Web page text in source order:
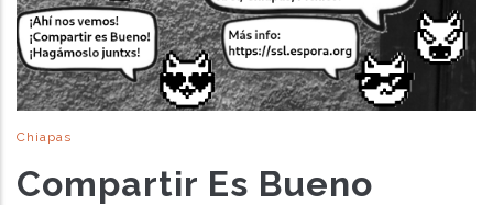
Chiapas
Compartir Es Bueno